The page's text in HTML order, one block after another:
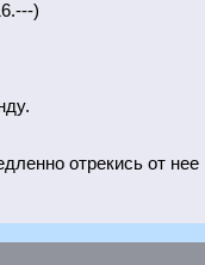
)
отрекись от